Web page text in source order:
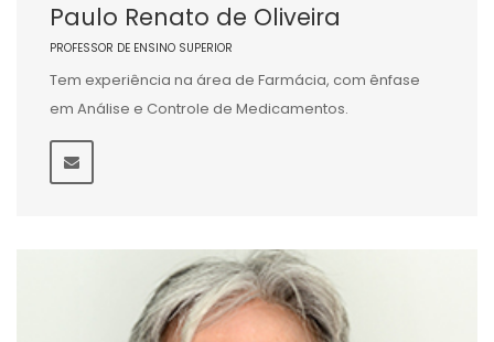
Paulo Renato de Oliveira
PROFESSOR DE ENSINO SUPERIOR
Tem experiência na área de Farmácia, com ênfase
em Análise e Controle de Medicamentos.